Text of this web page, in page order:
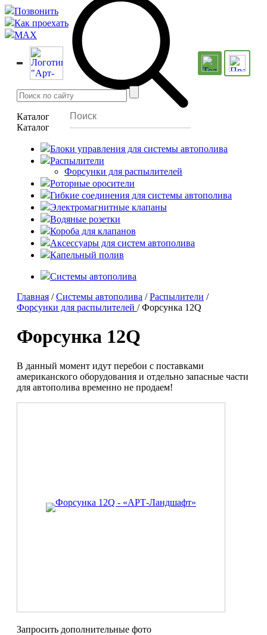
Позвонить
Как проехать
MAX
Каталог
Каталог
Блоки управления для системы автополива
Распылители
Форсунки для распылителей
Роторные оросители
Гибкие соединения для системы автополива
Электромагнитные клапаны
Водяные розетки
Короба для клапанов
Аксессуары для систем автополива
Капельный полив
Системы автополива
Главная /Системы автополива /Распылители /
Форсунки для распылителей / Форсунка 12Q
Форсунка 12Q
В данный момент идут перебои с поставками
американского оборудования и отдельно запасные части
для автополива временно не продаем!
Запросить дополнительные фото